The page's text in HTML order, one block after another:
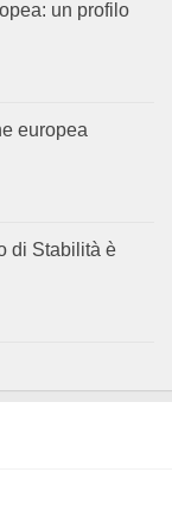
un profilo
europea
di Stabilità è